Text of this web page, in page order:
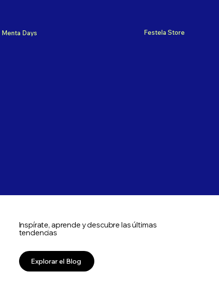
Menta Days Festela Store
Inspírate, aprende y descubre las últimas
tendencias
Explorar el Blog